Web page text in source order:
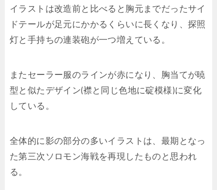
イラストは改造前と比べると胸元までだったサイ
ドテールが足元にかかるくらいに長くなり、探照
灯と手持ちの連装砲が一つ増えている。
またセーラー服のラインが赤になり、胸当てが暁
型と似たデザイン(襟と同じ色地に碇模様)に変化
している。
全体的に影の部分の多いイラストは、最期となっ
た第三次ソロモン海戦を再現したものと思われ
る。